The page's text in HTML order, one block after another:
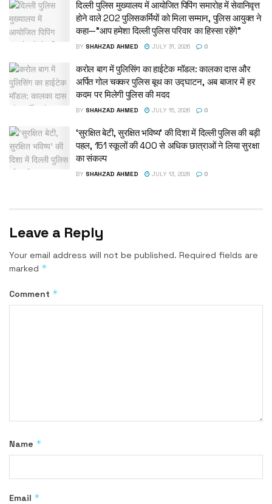
दिल्ली पुलिस मुख्यालय में आयोजित पिपिंग समारोह में सेवानिवृत्त
होने वाले 202 पुलिसकर्मियों को मिला सम्मान, पुलिस आयुक्त ने
कहा—”आप हमेशा दिल्ली पुलिस परिवार का हिस्सा रहेंगे”
BY SHAHZAD AHMED JULY 31, 2026 0
करोल बाग में पुलिसिंग का हाईटेक मॉडल: कालका दास और
अर्पित गोल चक्कर पुलिस बूथ का उद्घाटन, अब बाजार में हर
कदम पर मिलेगी पुलिस की मदद
BY SHAHZAD AHMED JULY 15, 2026 0
‘सुरक्षित बेटी, सुरक्षित भविष्य’ की दिशा में दिल्ली पुलिस की बड़ी
पहल, 151 स्कूलों की 400 से अधिक छात्राओं ने लिया सुरक्षा
का संकल्प
BY SHAHZAD AHMED JULY 13, 2026 0
Leave a Reply
Your email address will not be published. Required fields are
marked *
Comment *
Name *
Email *